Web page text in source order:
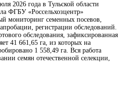
2026 года в Тульской области
ФГБУ «Россельхозцентр»
мониторинг семенных посевов,
регистрации обследований.
обследования, зафиксированная
41 661,65 га, из которых на
1 558,49 га. Вся работа
семян отечественной селекции,